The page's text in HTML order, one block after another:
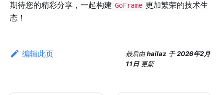
期待您的精彩分享，一起构建 GoFrame 更加繁荣的技术生
态！
编辑此页 最后由hailaz 于2026年2月
11日 更新